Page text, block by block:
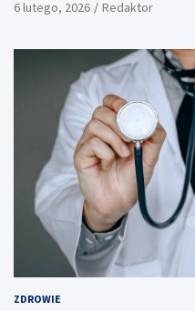
6 lutego, 2026 Redaktor
ZDROWIE